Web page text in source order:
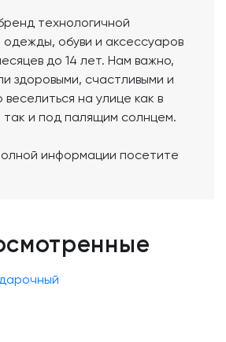
технологичной
одежды, обуви и аксессуаров
до 14 лет. Нам важно,
здоровыми, счастливыми и
на улице как в
так и под палящим солнцем.
информации посетите